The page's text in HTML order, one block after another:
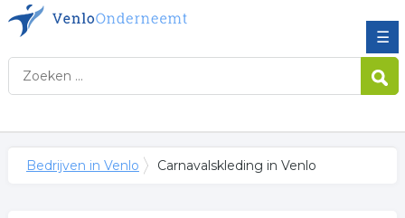
☰
Bedrijven in Venlo Carnavalskleding in Venlo